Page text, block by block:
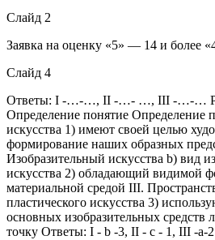
Слайд 2
Заявка на оценку «5» — 14 и более
Слайд 4
Ответы: I -…-…, II -…- …, III -…-…
Определение понятие Определение
искусства 1) имеют своей целью
формирование наших образных
Изобразительный искусства b) вид
искусства 2) обладающий видимой
материальной средой III.
пластического искусства 3)
основных изобразительных
точку Ответы: I - b -3, II - c - 1, III -а-2